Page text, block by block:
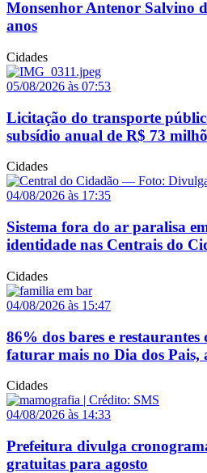
Monsenhor Antenor Salvino
anos
Cidades
05/08/2026 às 07:53
Licitação do transporte
subsídio anual de R$ 73
Cidades
04/08/2026 às 17:35
Sistema fora do ar paralisa
identidade nas Centrais do
Cidades
04/08/2026 às 15:47
86% dos bares e restaurantes
faturar mais no Dia dos Pais,
Cidades
04/08/2026 às 14:33
Prefeitura divulga
gratuitas para agosto